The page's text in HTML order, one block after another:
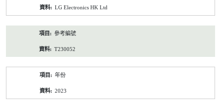
LG Electronics HK Ltd
參考編號
T230052
年份
2023